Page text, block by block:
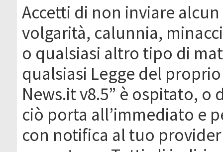
Accetti di non inviare
volgarità, calunnia,
o qualsiasi altro tipo di
qualsiasi Legge del
News.it v8.5” è ospitato, o
ciò porta all’immediato e
con notifica al tuo